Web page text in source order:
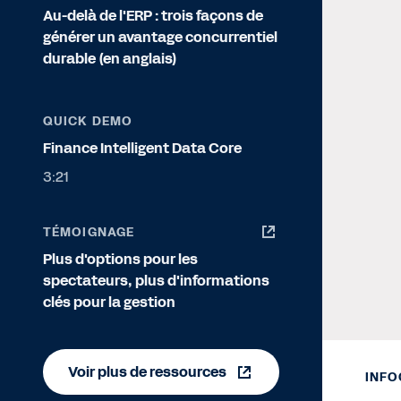
Au-delà de l'ERP : trois façons de
générer un avantage concurrentiel
durable (en anglais)
QUICK DEMO
Finance Intelligent Data Core
3:21
TÉMOIGNAGE
Plus d'options pour les
spectateurs, plus d'informations
clés pour la gestion
Voir plus de ressources